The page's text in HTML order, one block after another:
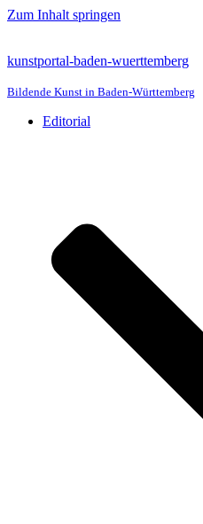
Zum Inhalt springen
kunstportal-baden-wuerttemberg
Bildende Kunst in Baden-Württemberg
Editorial